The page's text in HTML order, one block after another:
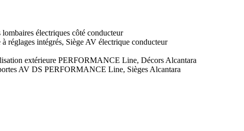
électriques côté conducteur
réglages intégrés, Siège AV électrique conducteur
extérieure PERFORMANCE Line, Décors Alcantara
AV DS PERFORMANCE Line, Sièges Alcantara